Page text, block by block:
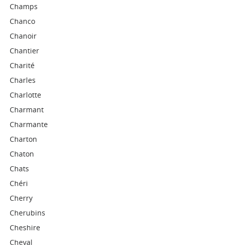
Champs
Chanco
Chanoir
Chantier
Charité
Charles
Charlotte
Charmant
Charmante
Charton
Chaton
Chats
Chéri
Cherry
Cherubins
Cheshire
Cheval